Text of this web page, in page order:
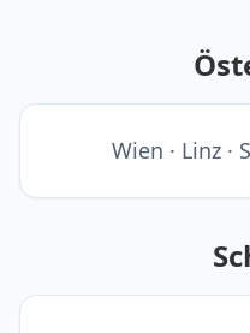
Wien · Linz ·